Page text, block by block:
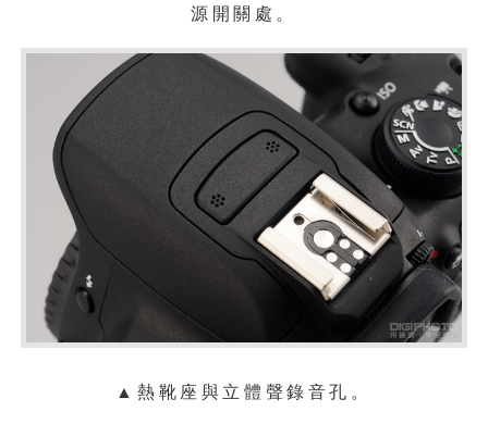
源開關處。
▲熱靴座與立體聲錄音孔。